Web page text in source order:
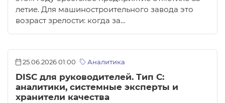
летие. Для машиностроительного завода это
возраст зрелости: когда за…
25.06.2026 01:00 Аналитика
DISC для руководителей. Тип C:
аналитики, системные эксперты и
хранители качества